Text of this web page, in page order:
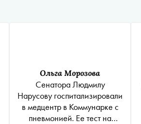
Ольга Морозова
Сенатора Людмилу
Нарусову госпитализировали
в медцентр в Коммунарке с
пневмонией. Ее тест на